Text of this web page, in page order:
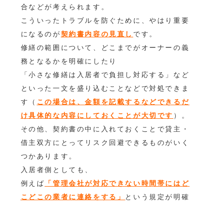
合などが考えられます。
こういったトラブルを防ぐために、やはり重要
になるのが契約書内容の見直し です。
修繕の範囲について、どこまでがオーナーの義
務となるかを明確にしたり
「小さな修繕は入居者で負担し対応する」など
といった一文を盛り込むことなどで対処できま
す（ この場合は、金額を記載するなどできるだ
け具体的な内容にしておくことが大切です ）。
その他、契約書の中に入れておくことで貸主・
借主双方にとってリスク回避できるものがいく
つかあります。
入居者側としても、
例えば
「管理会社が対応できない時間帯にはど
こどこの業者に連絡をする」
という規定が明確